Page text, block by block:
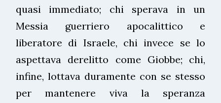
quasi immediato; chi sperava in un
Messia guerriero apocalittico e
liberatore di Israele, chi invece se lo
aspettava derelitto come Giobbe; chi,
infine, lottava duramente con se stesso
per mantenere viva la speranza